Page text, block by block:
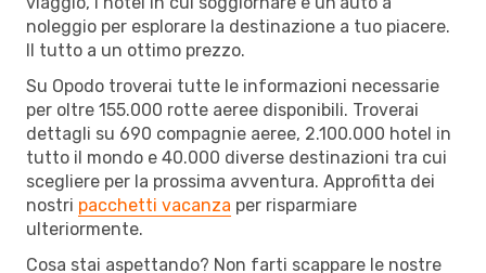
noleggio per esplorare la destinazione a tuo piacere.
Il tutto a un ottimo prezzo.
Su Opodo troverai tutte le informazioni necessarie
per oltre 155.000 rotte aeree disponibili. Troverai
dettagli su 690 compagnie aeree, 2.100.000 hotel in
tutto il mondo e 40.000 diverse destinazioni tra cui
scegliere per la prossima avventura. Approfitta dei
nostri pacchetti vacanza per risparmiare
ulteriormente.
Cosa stai aspettando? Non farti scappare le nostre